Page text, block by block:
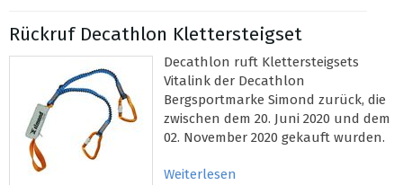
Rückruf Decathlon Klettersteigset
Decathlon ruft Klettersteigsets
Vitalink der Decathlon
Bergsportmarke Simond zurück, die
zwischen dem 20. Juni 2020 und dem
02. November 2020 gekauft wurden.
Weiterlesen